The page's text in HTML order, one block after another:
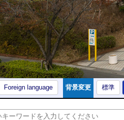
Foreign language 背景変更 標準